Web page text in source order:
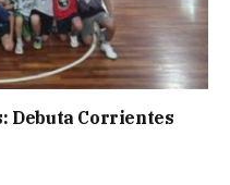
Debuta Corrientes